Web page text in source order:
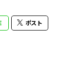
ポスト